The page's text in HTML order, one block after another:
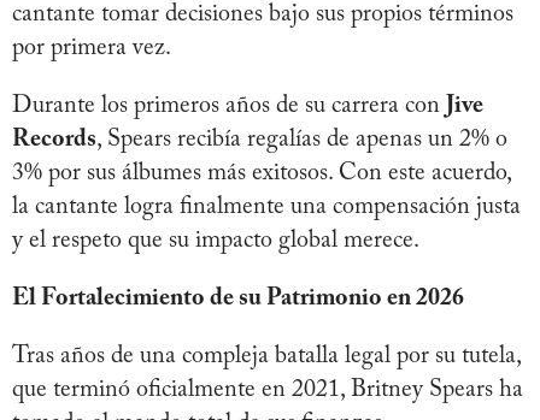
cantante tomar decisiones bajo sus propios términos
por primera vez.
Durante los primeros años de su carrera con Jive
Records, Spears recibía regalías de apenas un 2% o
3% por sus álbumes más exitosos. Con este acuerdo,
la cantante logra finalmente una compensación justa
y el respeto que su impacto global merece.
El Fortalecimiento de su Patrimonio en 2026
Tras años de una compleja batalla legal por su tutela,
que terminó oficialmente en 2021, Britney Spears ha